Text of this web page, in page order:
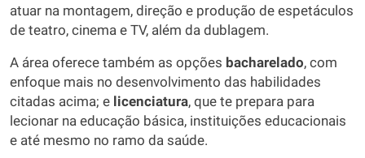
atuar na montagem, direção e produção de espetáculos
de teatro, cinema e TV, além da dublagem.
A área oferece também as opções bacharelado, com
enfoque mais no desenvolvimento das habilidades
citadas acima; e licenciatura, que te prepara para
lecionar na educação básica, instituições educacionais
e até mesmo no ramo da saúde.